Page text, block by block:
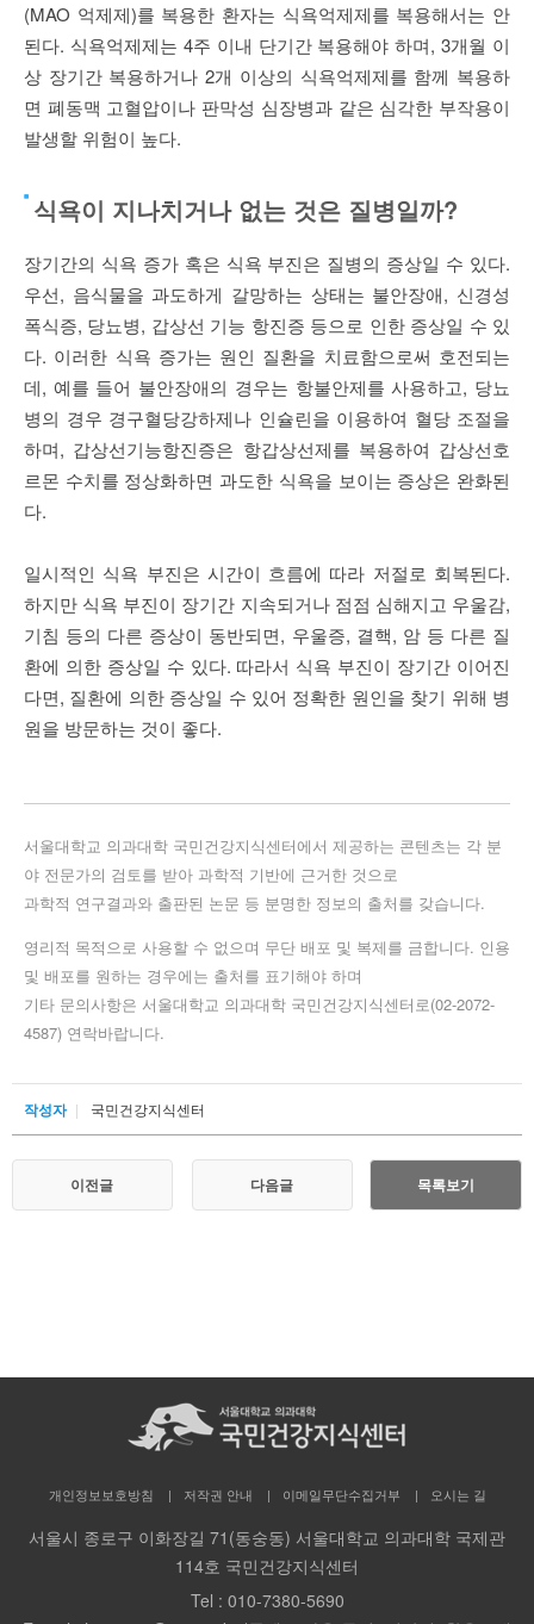
(MAO 억제제)를 복용한 환자는 식욕억제제를 복용해서는 안
된다. 식욕억제제는 4주 이내 단기간 복용해야 하며, 3개월 이
상 장기간 복용하거나 2개 이상의 식욕억제제를 함께 복용하
면 폐동맥 고혈압이나 판막성 심장병과 같은 심각한 부작용이
발생할 위험이 높다.
식욕이 지나치거나 없는 것은 질병일까?
장기간의 식욕 증가 혹은 식욕 부진은 질병의 증상일 수 있다.
우선, 음식물을 과도하게 갈망하는 상태는 불안장애, 신경성
폭식증, 당뇨병, 갑상선 기능 항진증 등으로 인한 증상일 수 있
다. 이러한 식욕 증가는 원인 질환을 치료함으로써 호전되는
데, 예를 들어 불안장애의 경우는 항불안제를 사용하고, 당뇨
병의 경우 경구혈당강하제나 인슐린을 이용하여 혈당 조절을
하며, 갑상선기능항진증은 항갑상선제를 복용하여 갑상선호
르몬 수치를 정상화하면 과도한 식욕을 보이는 증상은 완화된
다.
일시적인 식욕 부진은 시간이 흐름에 따라 저절로 회복된다.
하지만 식욕 부진이 장기간 지속되거나 점점 심해지고 우울감,
기침 등의 다른 증상이 동반되면, 우울증, 결핵, 암 등 다른 질
환에 의한 증상일 수 있다. 따라서 식욕 부진이 장기간 이어진
다면, 질환에 의한 증상일 수 있어 정확한 원인을 찾기 위해 병
원을 방문하는 것이 좋다.
서울대학교 의과대학 국민건강지식센터에서 제공하는 콘텐츠는 각 분
야 전문가의 검토를 받아 과학적 기반에 근거한 것으로
과학적 연구결과와 출판된 논문 등 분명한 정보의 출처를 갖습니다.
영리적 목적으로 사용할 수 없으며 무단 배포 및 복제를 금합니다. 인용
및 배포를 원하는 경우에는 출처를 표기해야 하며
기타 문의사항은 서울대학교 의과대학 국민건강지식센터로(02-2072-
4587) 연락바랍니다.
작성자 국민건강지식센터
이전글 다음글 목록보기
개인정보보호방침 저작권 안내 이메일무단수집거부 오시는 길
서울시 종로구 이화장길 71(동숭동) 서울대학교 의과대학 국제관
114호 국민건강지식센터
Tel : 010-7380-5690